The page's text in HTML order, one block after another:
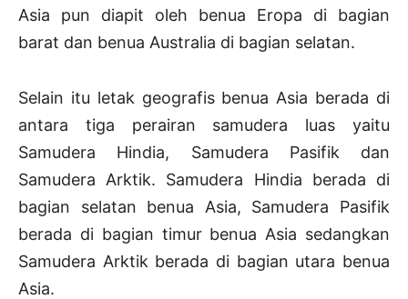
Asia pun diapit oleh benua Eropa di bagian
barat dan benua Australia di bagian selatan.
Selain itu letak geografis benua Asia berada di
antara tiga perairan samudera luas yaitu
Samudera Hindia, Samudera Pasifik dan
Samudera Arktik. Samudera Hindia berada di
bagian selatan benua Asia, Samudera Pasifik
berada di bagian timur benua Asia sedangkan
Samudera Arktik berada di bagian utara benua
Asia.